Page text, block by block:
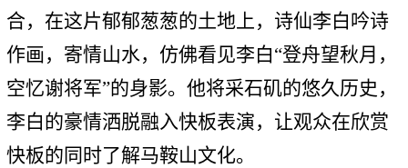
合，在这片郁郁葱葱的土地上，诗仙李白吟诗
作画，寄情山水，仿佛看见李白“登舟望秋月，
空忆谢将军”的身影。他将采石矶的悠久历史，
李白的豪情洒脱融入快板表演，让观众在欣赏
快板的同时了解马鞍山文化。